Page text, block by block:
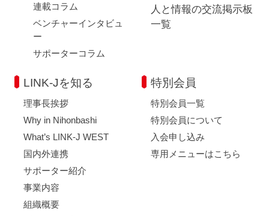
連載コラム
ベンチャーインタビュ
ー
サポーターコラム
人と情報の交流掲示板
一覧
LINK-Jを知る
理事長挨拶
Why in Nihonbashi
What’s LINK-J WEST
国内外連携
サポーター紹介
事業内容
組織概要
特別会員
特別会員一覧
特別会員について
入会申し込み
専用メニューはこちら